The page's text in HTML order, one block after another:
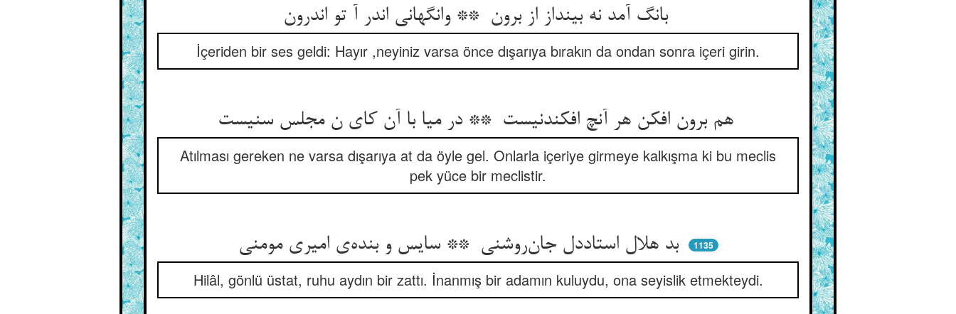
بانگ آمد نه بینداز از برون ** وانگهانی اندر آ تو اندرون
İçeriden bir ses geldi: Hayır ,neyiniz varsa önce dışarıya bırakın da ondan sonra içeri girin.
هم برون افکن هر آنچ افکندنیست ** در میا با آن کای ن مجلس سنیست
Atılması gereken ne varsa dışarıya at da öyle gel. Onlarla içeriye girmeye kalkışma ki bu meclis
pek yüce bir meclistir.
بد هلال استاددل جان‌روشنی ** سایس و بنده‌ی امیری مومنی 1135
Hilâl, gönlü üstat, ruhu aydın bir zattı. İnanmış bir adamın kuluydu, ona seyislik etmekteydi.